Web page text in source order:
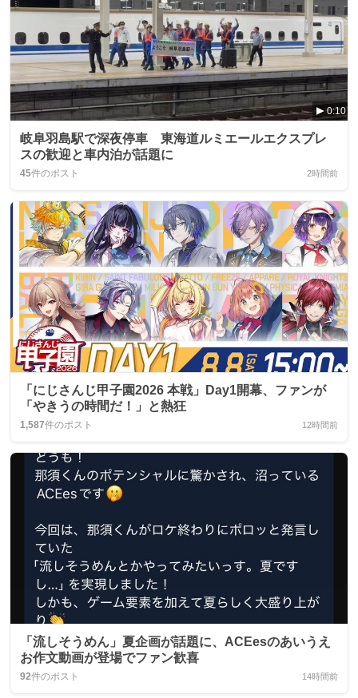
0:10
岐阜羽島駅で深夜停車 東海道ルミエールエクスプレ
スの歓迎と車内泊が話題に
45件のポスト 2時間前
「にじさんじ甲子園2026 本戦」Day1開幕、ファンが
「やきうの時間だ！」と熱狂
1,587件のポスト 12時間前
「流しそうめん」夏企画が話題に、ACEesのあいうえ
お作文動画が登場でファン歓喜
92件のポスト 14時間前